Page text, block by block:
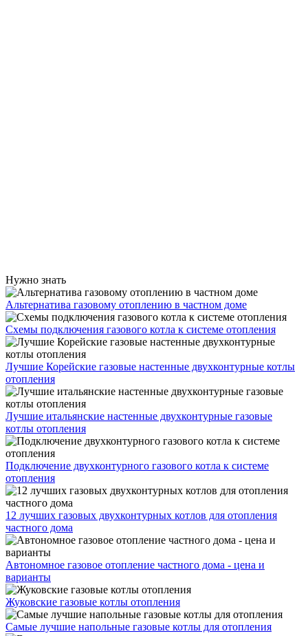
Нужно знать
Альтернатива газовому отоплению в частном доме
Схемы подключения газового котла к системе отопления
Лучшие Корейские газовые настенные двухконтурные котлы
отопления
Лучшие итальянские настенные двухконтурные газовые
котлы отопления
Подключение двухконтурного газового котла к системе
отопления
12 лучших газовых двухконтурных котлов для отопления
частного дома
Автономное газовое отопление частного дома - цена и
варианты
Жуковские газовые котлы отопления
Самые лучшие напольные газовые котлы для отопления